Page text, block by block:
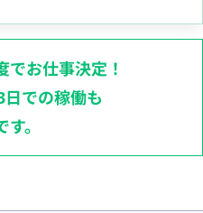
でお仕事決定！
での稼働も
。